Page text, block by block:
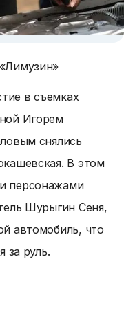
в съемках
Игорем
снялись
В этом
персонажами
Шурыгин Сеня,
автомобиль, что
за руль.